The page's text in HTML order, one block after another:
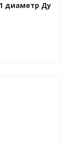
диаметр Ду